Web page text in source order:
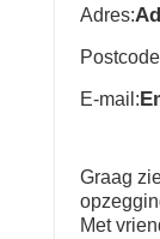
Adres:
E-mail:
Graag
Met